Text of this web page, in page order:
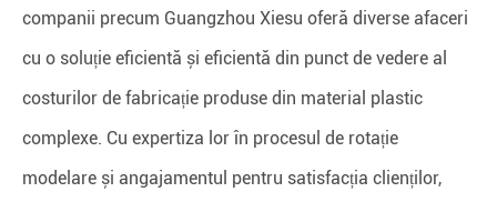
companii precum Guangzhou Xiesu oferă diverse afaceri
cu o soluție eficientă și eficientă din punct de vedere al
costurilor de fabricație produse din material plastic
complexe. Cu expertiza lor în procesul de rotație
modelare și angajamentul pentru satisfacția clienților,